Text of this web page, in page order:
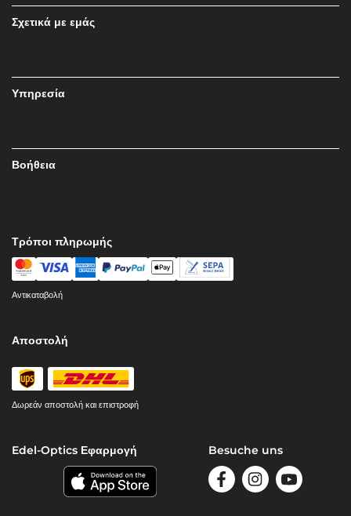
Σχετικά με εμάς
Υπηρεσία
Βοήθεια
Τρόποι πληρωμής
Αντικαταβολή
Αποστολή
Δωρεάν αποστολή και επιστροφή
Edel-Optics Εφαρμογή Besuche uns